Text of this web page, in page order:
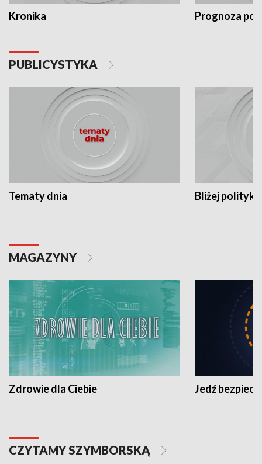
Kronika Prognoza
PUBLICYSTYKA
Tematy dnia Bliżej polityki
MAGAZYNY
Zdrowie dla Ciebie Jedź
CZYTAMY SZYMBORSKĄ